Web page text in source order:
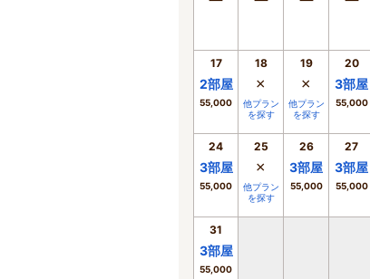
17
2部屋
55,000
18
×
他プラン
を探す
19
×
他プラン
を探す
20
3部屋
55,000
24
3部屋
55,000
25
×
他プラン
を探す
26
3部屋
55,000
27
3部屋
55,000
31
3部屋
55,000